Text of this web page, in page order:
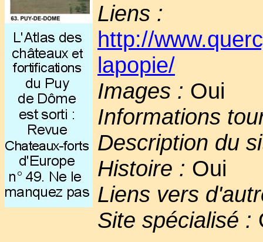
Liens :
http://
lapopie/
Images : Oui
Informations
Description du
Histoire : Oui
Liens vers
Site spécialisé :